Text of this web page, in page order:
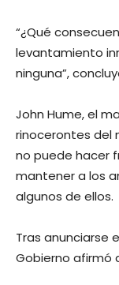
“¿Qué
levantamiento
ninguna”,
John Hume, el
rinocerontes del
no puede hacer
mantener a los
algunos de ellos.
Tras anunciarse
Gobierno afirmó